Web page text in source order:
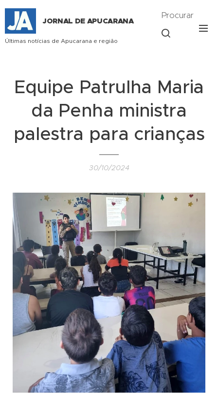
JORNAL DE APUCARANA
Últimas notícias de Apucarana e região
Procurar
Equipe Patrulha Maria
da Penha ministra
palestra para crianças
30/10/2024